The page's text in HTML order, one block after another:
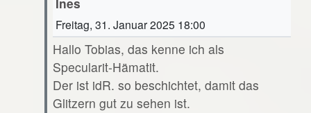
Freitag, 31. Januar 2025 18:00
Hallo Tobias, das kenne ich als
Specularit-Hämatit.
Der ist idR. so beschichtet, damit das
Glitzern gut zu sehen ist.